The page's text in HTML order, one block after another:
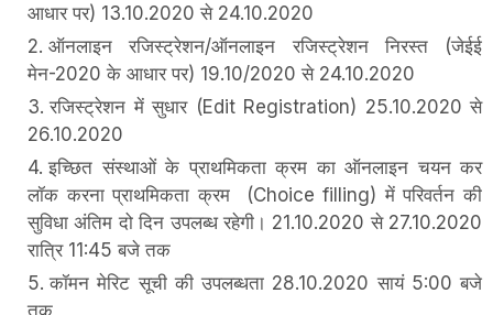
आधार पर) 13.10.2020 से 24.10.2020
ऑनलाइन रजिस्ट्रेशन/ऑनलाइन रजिस्ट्रेशन निरस्त (जेईई
मेन-2020 के आधार पर) 19.10/2020 से 24.10.2020
रजिस्ट्रेशन में सुधार (Edit Registration) 25.10.2020 से
26.10.2020
इच्छित संस्थाओं के प्राथमिकता क्रम का ऑनलाइन चयन कर
लॉक करना प्राथमिकता क्रम (Choice filling) में परिवर्तन की
सुविधा अंतिम दो दिन उपलब्ध रहेगी। 21.10.2020 से 27.10.2020
रात्रि 11:45 बजे तक
कॉमन मेरिट सूची की उपलब्धता 28.10.2020 सायं 5:00 बजे
तक